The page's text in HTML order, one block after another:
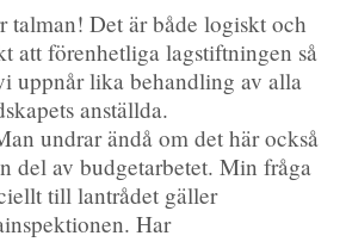
talman! Det är både logiskt och
att förenhetliga lagstiftningen så
uppnår lika behandling av alla
anställda.
undrar ändå om det här också
del av budgetarbetet. Min fråga
till lantrådet gäller
Har